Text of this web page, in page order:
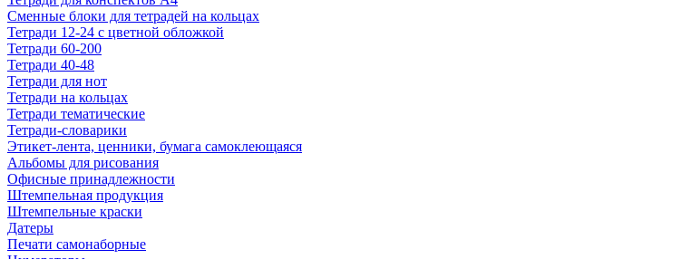
Сменные блоки для тетрадей на кольцах
Тетради 12-24 с цветной обложкой
Тетради 60-200
Тетради 40-48
Тетради для нот
Тетради на кольцах
Тетради тематические
Тетради-словарики
Этикет-лента, ценники, бумага самоклеющаяся
Альбомы для рисования
Офисные принадлежности
Штемпельная продукция
Штемпельные краски
Датеры
Печати самонаборные